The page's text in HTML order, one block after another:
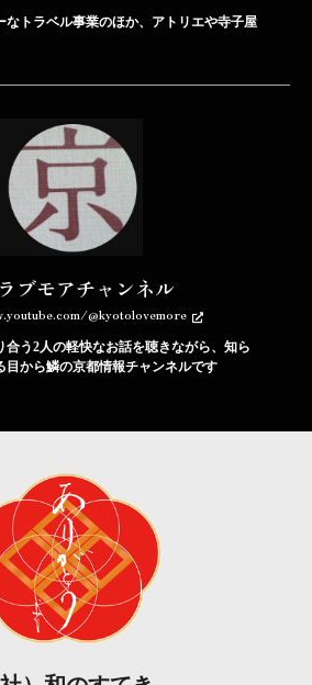
なトラベル事業のほか、アトリエや寺子屋
ブモアチャンネル
@kyotolovemore
合う2人の軽快なお話を聴きながら、知ら
目から鱗の京都情報チャンネルです